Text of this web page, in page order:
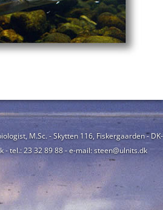
M.Sc. - Skytten 116, Fiskergaarden - DK-
- tel.: 23 32 89 88 - e-mail: steen@ulnits.dk